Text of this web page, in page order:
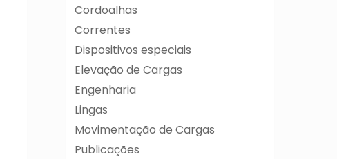
Cordoalhas
Correntes
Dispositivos especiais
Elevação de Cargas
Engenharia
Lingas
Movimentação de Cargas
Publicações